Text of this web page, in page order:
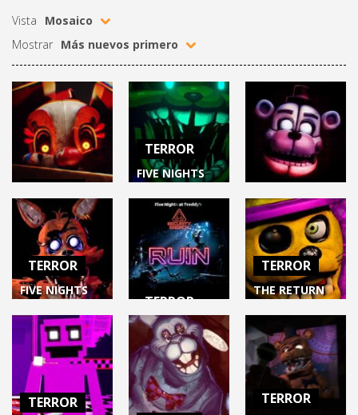
Vista
Mosaico
Mostrar Más nuevos primero
FNAF: Secret
of the Mimic
13.1K
TERROR
FIVE NIGHTS
Into The Pit
(Demo)
7.67K
FNAF: Help
Wanted 2
10.6K
TERROR
FIVE NIGHTS
PLUS (FNAF
PLUS)
27.3K
TERROR
SECURITY
BREACH RUIN
DLC
19K
TERROR
THE RETURN
NIGHTS (FNAF
Fangame)
12.3K
TERROR TERROR